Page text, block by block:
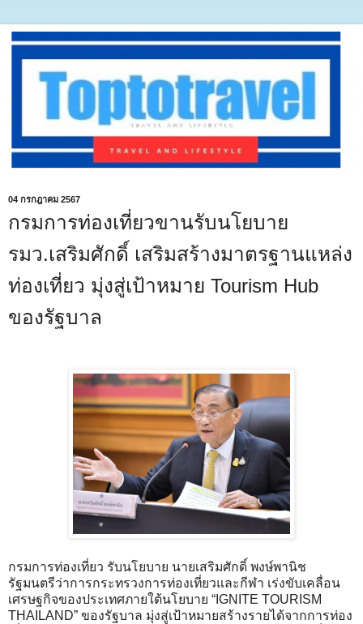
04 กรกฎาคม 2567
กรมการท่องเที่ยวขานรับนโยบาย
รมว.เสริมศักดิ์ เสริมสร้างมาตรฐานแหล่ง
ท่องเที่ยว มุ่งสู่เป้าหมาย Tourism Hub
ของรัฐบาล
กรมการท่องเที่ยว รับนโยบาย นายเสริมศักดิ์ พงษ์พานิช
รัฐมนตรีว่าการกระทรวงการท่องเที่ยวและกีฬา เร่งขับเคลื่อน
เศรษฐกิจของประเทศภายใต้นโยบาย “IGNITE TOURISM
THAILAND” ของรัฐบาล มุ่งสู่เป้าหมายสร้างรายได้จากการท่อง